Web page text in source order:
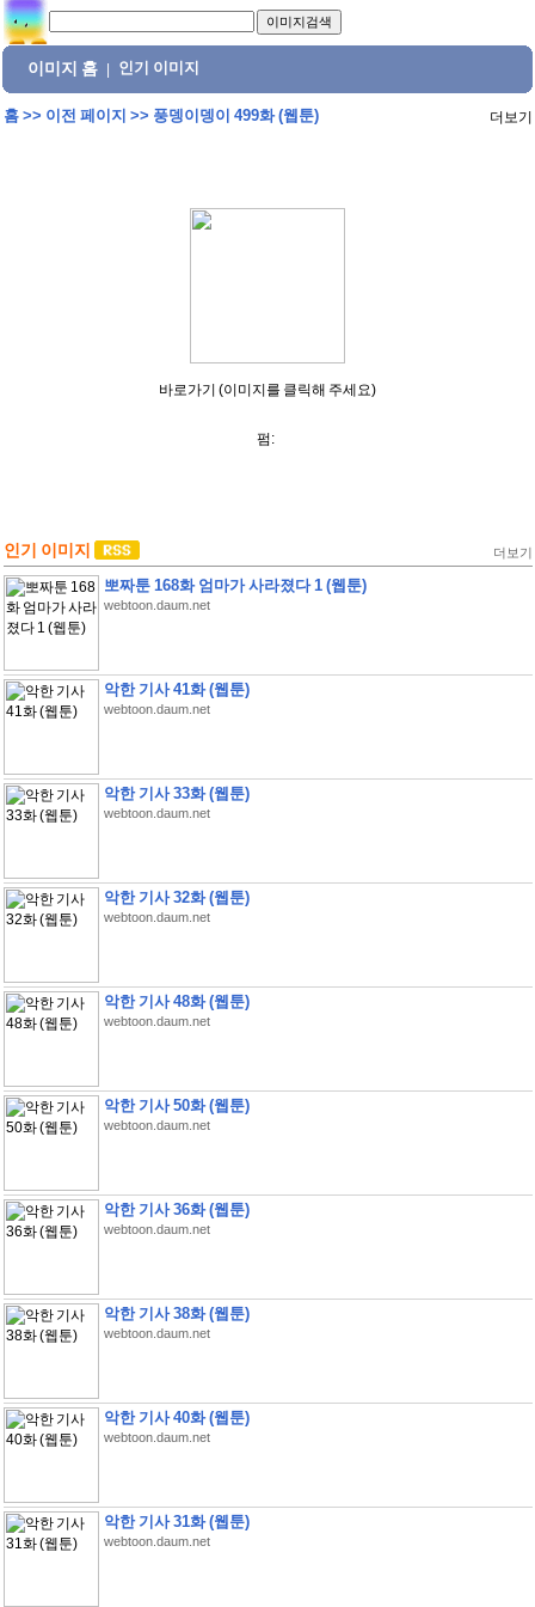
이미지 홈 인기 이미지
홈>> 이전 페이지 >> 풍뎅이뎅이 499화 (웹툰) 더보기
바로가기 (이미지를 클릭해 주세요)
펌:
인기 이미지 더보기
뽀짜툰 168화 엄마가 사라졌다 1 (웹툰)
webtoon.daum.net
악한 기사 41화 (웹툰)
webtoon.daum.net
악한 기사 33화 (웹툰)
webtoon.daum.net
악한 기사 32화 (웹툰)
webtoon.daum.net
악한 기사 48화 (웹툰)
webtoon.daum.net
악한 기사 50화 (웹툰)
webtoon.daum.net
악한 기사 36화 (웹툰)
webtoon.daum.net
악한 기사 38화 (웹툰)
webtoon.daum.net
악한 기사 40화 (웹툰)
webtoon.daum.net
악한 기사 31화 (웹툰)
webtoon.daum.net